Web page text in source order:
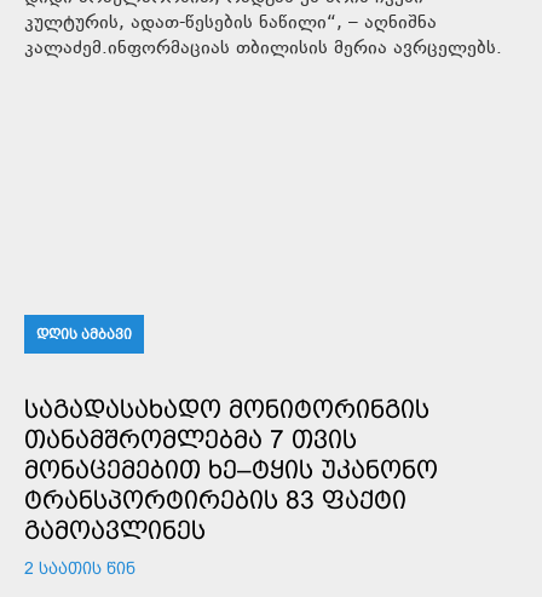
კულტურის, ადათ-წესების ნაწილი“, – აღნიშნა
კალაძემ.ინფორმაციას თბილისის მერია ავრცელებს.
ᲓᲦᲘᲡ ᲐᲛᲑᲐᲕᲘ
ᲡᲐᲒᲐᲓᲐᲡᲐᲮᲐᲓᲝ ᲛᲝᲜᲘᲢᲝᲠᲘᲜᲒᲘᲡ
ᲗᲐᲜᲐᲛᲨᲠᲝᲛᲚᲔᲑᲛᲐ 7 ᲗᲕᲘᲡ
ᲛᲝᲜᲐᲪᲔᲛᲔᲑᲘᲗ ᲮᲔ–ᲢᲧᲘᲡ ᲣᲙᲐᲜᲝᲜᲝ
ᲢᲠᲐᲜᲡᲞᲝᲠᲢᲘᲠᲔᲑᲘᲡ 83 ᲤᲐᲥᲢᲘ
ᲒᲐᲛᲝᲐᲕᲚᲘᲜᲔᲡ
2 ᲡᲐᲐᲗᲘᲡ ᲬᲘᲜ